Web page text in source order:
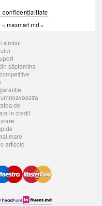
confidențialitate
« maxmart.md »
simbol
săptamina
de
in credit
mare
articole